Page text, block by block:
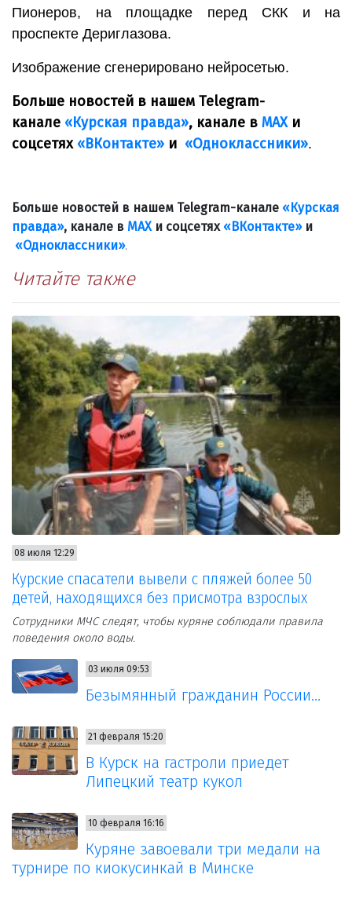
Пионеров, на площадке перед СКК и на
проспекте Дериглазова.
Изображение сгенерировано нейросетью.
Больше новостей в нашем Telegram-
канале «Курская правда», канале в МАХи
соцсетях «ВКонтакте» и «Одноклассники».
Больше новостей в нашем Telegram-канале «Курская
правда», канале в МАХи соцсетях «ВКонтакте»и
«Одноклассники».
Читайте также
08 июля 12:29
Курские спасатели вывели с пляжей более 50
детей, находящихся без присмотра взрослых
Сотрудники МЧС следят, чтобы куряне соблюдали правила
поведения около воды.
03 июля 09:53
Безымянный гражданин России…
21 февраля 15:20
В Курск на гастроли приедет
Липецкий театр кукол
10 февраля 16:16
Куряне завоевали три медали на
турнире по киокусинкай в Минске